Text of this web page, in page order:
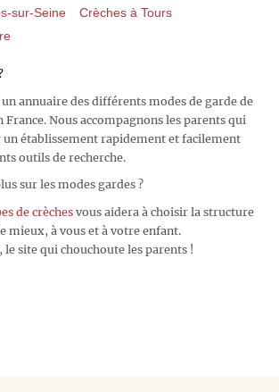
sur-Seine
Crèches à Tours
annuaire des différents modes de garde de
France. Nous accompagnons les parents qui
établissement rapidement et facilement
outils de recherche.
sur les modes gardes ?
de crèchesvous aidera à choisir la structure
mieux, à vous et à votre enfant.
site qui chouchoute les parents !